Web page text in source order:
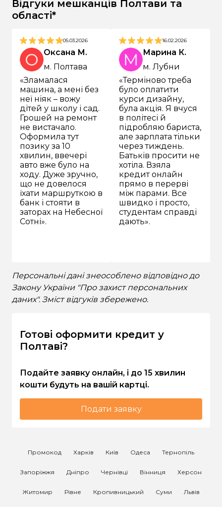
зараховуються миттєво – навіть у суботу та
Відгуки мешканців Полтави та
області*
05.03.2026
Оксана М.
м. Полтава
«Зламалася
машина, а мені без
неї ніяк – вожу
дітей у школу і сад.
Грошей на ремонт
не вистачало.
Оформила тут
позику за 10
хвилин, ввечері
авто вже було на
ходу. Дуже зручно,
що не довелося
їхати маршруткою в
банк і стояти в
заторах на Небесної
Сотні».
16.02.2026
Марина К.
м. Лубни
«Терміново треба
було оплатити
курси дизайну,
була акція. Я вчуся
в політесі й
підробляю бариста,
але зарплата тільки
через тиждень.
Батьків просити не
хотіла. Взяла
кредит онлайн
прямо в перерві
між парами. Все
швидко і просто,
студентам справді
дають».
Персональні дані знеособлено відповідно до
Закону України "Про захист персональних
даних". Зміст відгуків збережено.
Готові оформити кредит у
Полтаві?
Подайте заявку онлайн, і до 15 хвилин
кошти будуть на вашій картці.
Подати заявку
Промокод Харків Київ Одеса Тернопіль
Запоріжжя Дніпро Чернівці Вінниця Херсон
Житомир Рівне Кропивницький Суми Львів